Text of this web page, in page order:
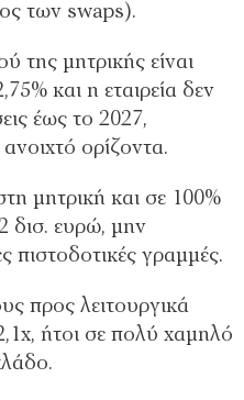
των swaps).
της μητρικής είναι
και η εταιρεία δεν
έως το 2027,
ορίζοντα.
μητρική και σε 100%
δισ. ευρώ, μην
πιστοδοτικές γραμμές.
προς λειτουργικά
ήτοι σε πολύ χαμηλό